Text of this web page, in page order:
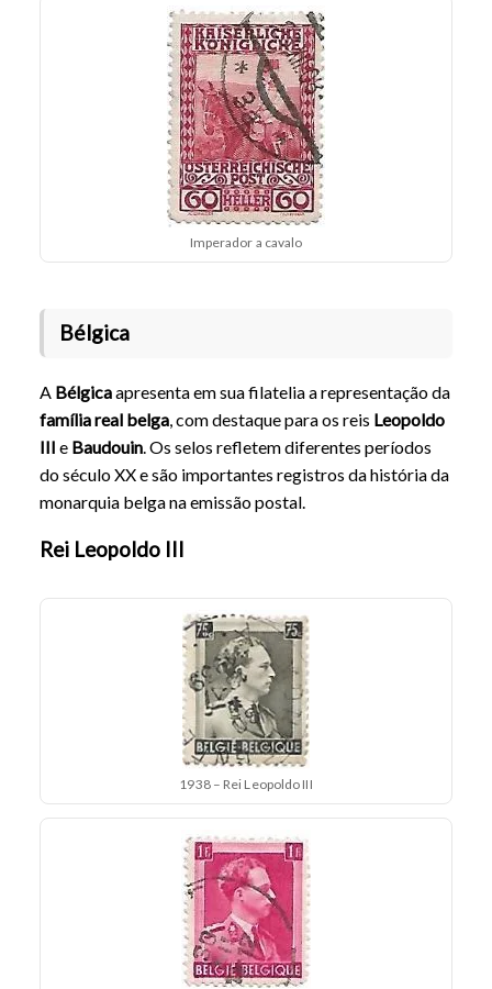
Imperador a cavalo
Bélgica
A Bélgicaapresenta em sua filatelia a representação da
família real belga, com destaque para os reis Leopoldo
III e Baudouin. Os selos refletem diferentes períodos
do século XX e são importantes registros da história da
monarquia belga na emissão postal.
Rei Leopoldo III
1938 – Rei Leopoldo III